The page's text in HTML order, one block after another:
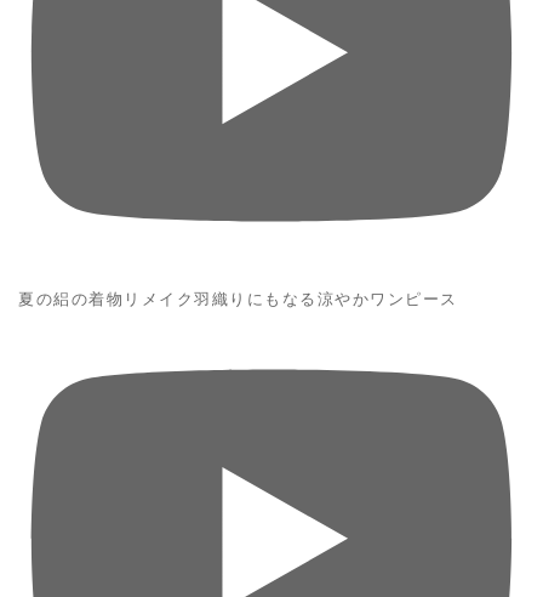
夏の絽の着物リメイク羽織りにもなる涼やかワンピース